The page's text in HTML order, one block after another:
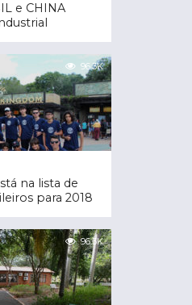
e CHINA
96.3K
na lista de
para 2018
96.3K